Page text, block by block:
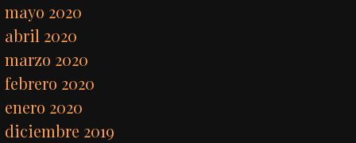
mayo 2020
abril 2020
marzo 2020
febrero 2020
enero 2020
diciembre 2019